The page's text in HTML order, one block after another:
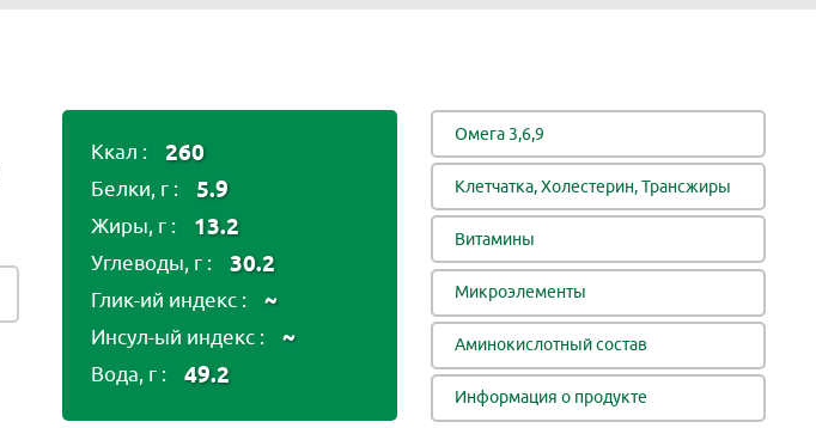
Ккал : 260
Белки, г : 5.9
Жиры, г : 13.2
Углеводы, г : 30.2
Глик-ий индекс : ~
Инсул-ый индекс : ~
Вода, г : 49.2
Омега 3,6,9
Клетчатка, Холестерин, Трансжиры
Витамины
Микроэлементы
Аминокислотный состав
Информация о продукте